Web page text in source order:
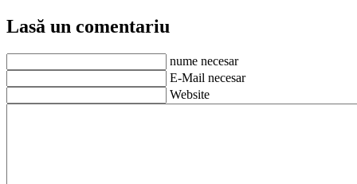
Lasă un comentariu
nume necesar
E-Mail necesar
Website